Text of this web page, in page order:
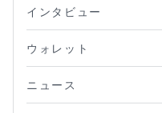
インタビュー
ウォレット
ニュース